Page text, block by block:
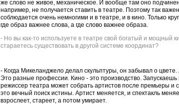
же слово не живое, механическое. И вообще там оно
например, не получается ставить в театре. Поэтому так
соблюдается очень немногими и в театре, и в кино. Только
где образ важнее слова, а где слово важнее образа.
- Но вы как-то используете в театре свой богатый и мощный
стараетесь существовать в другой системе координат?
- Когда Микеланджело делал скульптуры, он забывал о
Это разные профессии. Кино - это производство. Запускаешь
режиссер театра может собрать артистов после премьеры и
это вечный поиск истины. Артист меняется, и спектакль
взрослеет, стареет, а потом умирает.